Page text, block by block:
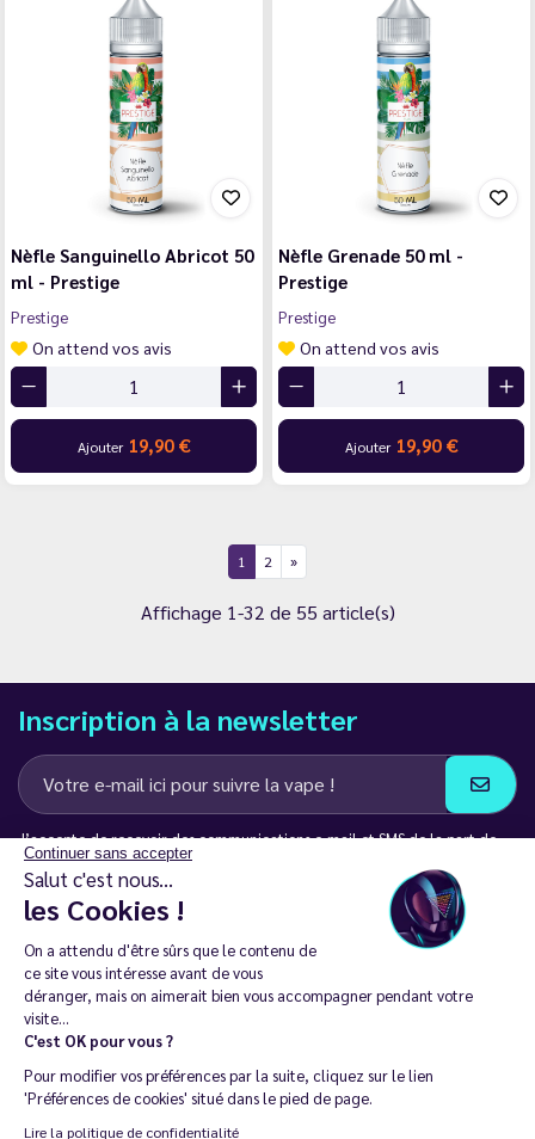
Continuer sans accepter
Salut c'est nous...
les Cookies !
On a attendu d'être sûrs que le contenu de
ce site vous intéresse avant de vous
déranger, mais on aimerait bien vous accompagner pendant votre
visite...
C'est OK pour vous ?
Pour modifier vos préférences par la suite, cliquez sur le lien
'Préférences de cookies' situé dans le pied de page.
Lire la politique de confidentialité
Nèfle Sanguinello Abricot 50
ml - Prestige
Prestige
On attend vos avis
Ajouter 19,90 €
Nèfle Grenade 50 ml -
Prestige
Prestige
On attend vos avis
Ajouter 19,90 €
1 2
Affichage 1-32 de 55 article(s)
Inscription à la newsletter
J’accepte de recevoir des communications e-mail et SMS de la part de
LD Groupe
Restez en contact
La vente de cigarette électronique est interdite chez les moins de
18 ans. 🔞
Copyright © 2014 - 2026 Le Vapoteur Discount - Tous droits